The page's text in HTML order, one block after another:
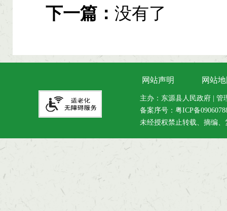
下一篇： 没有了
网站声明 网站
主办：东源县人民政府 | 管
备案序号： 粤ICP备
未经授权禁止转载、摘编